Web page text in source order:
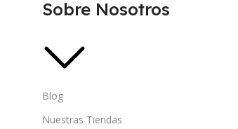
Sobre Nosotros
Blog
Nuestras Tiendas